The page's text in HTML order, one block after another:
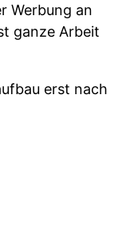
Werbung an
ganze Arbeit
erst nach